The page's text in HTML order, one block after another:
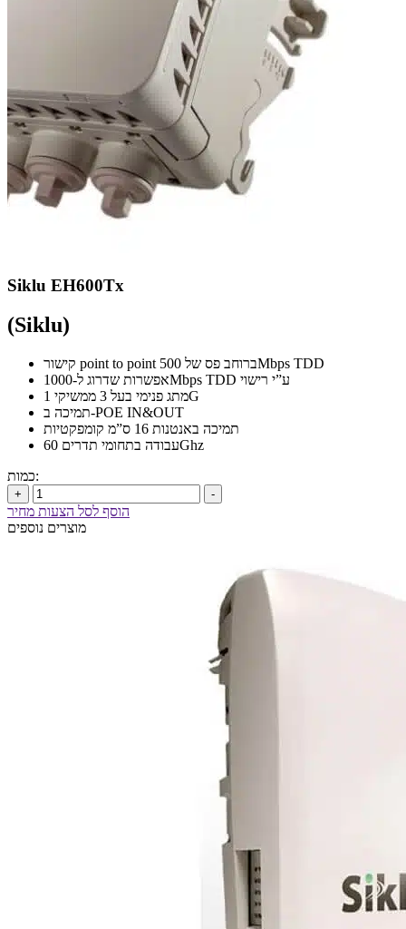
Siklu EH600Tx
(Siklu)
קישור point to point ברוחב פס של 500Mbps TDD
אפשרות שדרוג ל-1000Mbps TDD ע”י רישוי
מתג פנימי בעל 3 ממשיקי 1G
תמיכה ב-POE IN&OUT
תמיכה באנטנות 16 ס”מ קומפקטיות
עבודה בתחומי תדרים 60Ghz
כמות:
+ -
הוסף לסל הצעות מחיר
מוצרים נוספים